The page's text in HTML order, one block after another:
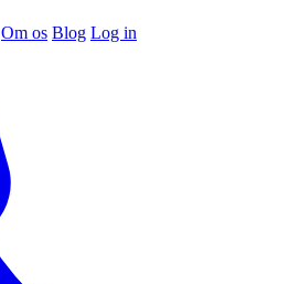
Om os Blog Log in